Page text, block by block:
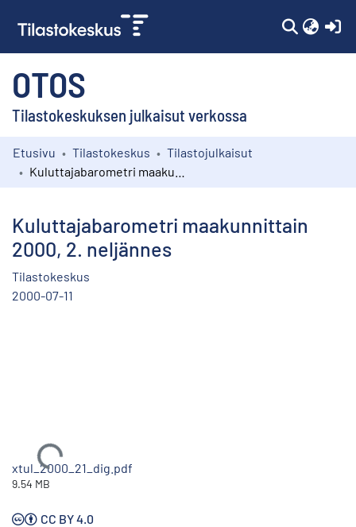
OTOS
Tilastokeskuksen julkaisut verkossa
Kokoelmat
Etusivu Tilastokeskus
Tilastojulkaisut
Kuluttajabarometri maakunnittain
2000, 2. neljännes
Tilastokeskus
2000-07-11
Ladataan...
xtul_2000_21_dig.pdf
9.54 MB
CC BY 4.0